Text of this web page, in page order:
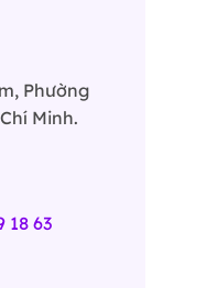
Phường
Minh.
18 63